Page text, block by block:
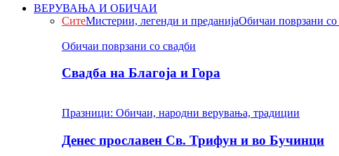
ВЕРУВАЊА И ОБИЧАИ
СитеМистерии, легенди и преданијаОбичаи поврзани со
Обичаи поврзани со свадби
Свадба на Благоја и Гора
Празници: Обичаи, народни верувања, традиции
Денес прославен Св. Трифун и во Бучинци